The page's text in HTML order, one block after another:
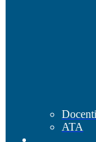
Docenti
ATA